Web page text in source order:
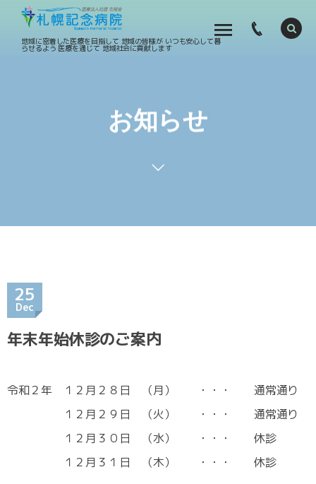
地域に密着した医療を目指して 地域の皆様が いつも安心して暮
らせるよう 医療を通じて 地域社会に貢献します
お知らせ
25
Dec
年末年始休診のご案内
令和２年 １２月２８日 （月） ・・・ 通常通り
１２月２９日 （火） ・・・ 通常通り
１２月３０日 （水） ・・・ 休診
１２月３１日 （木） ・・・ 休診